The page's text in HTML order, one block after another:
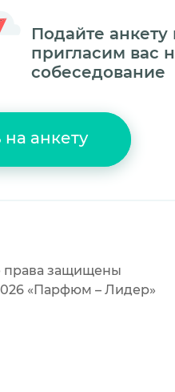
Подайте
пригласим вас
собеседование
на анкету
права защищены
«Парфюм – Лидер»